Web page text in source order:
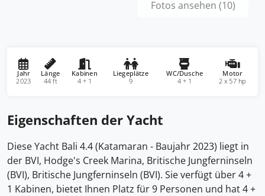
Fotos ansehen (10)
Jahr
2023
Länge
44 ft
Kabinen
4 + 1
Liegeplätze
9
WC/Dusche
4 + 1
Motor
2 x 57 hp
Eigenschaften der Yacht
Diese Yacht Bali 4.4 (Katamaran - Baujahr 2023) liegt in
der BVI, Hodge's Creek Marina, Britische Jungferninseln
(BVI), Britische Jungferninseln (BVI). Sie verfügt über 4 +
1 Kabinen, bietet Ihnen Platz für 9 Personen und hat 4 +